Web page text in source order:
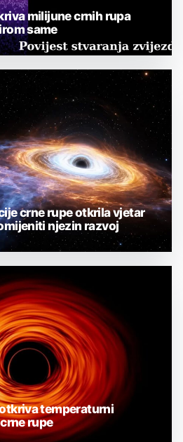
milijune crnih rupa
same
crne rupe otkrila vjetar
njezin razvoj
temperaturni
rupe